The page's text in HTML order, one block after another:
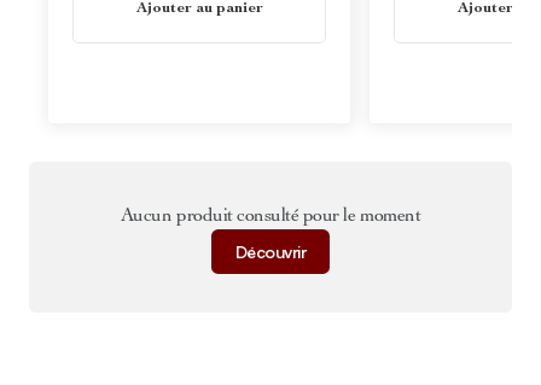
Ajouter au panier Ajouter au
Aucun produit consulté pour le moment
Découvrir